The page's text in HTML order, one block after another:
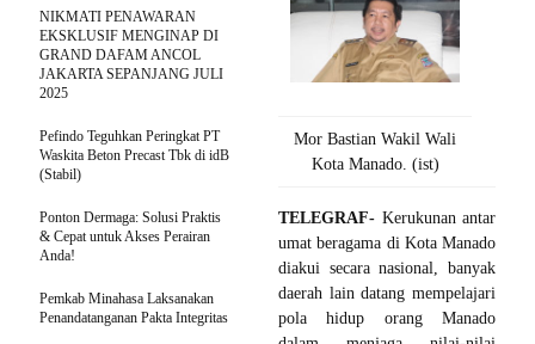
Mor Bastian Wakil Wali
Kota Manado. (ist)
TELEGRAF- Kerukunan antar
umat beragama di Kota Manado
diakui secara nasional, banyak
daerah lain datang mempelajari
pola hidup orang Manado
NIKMATI PENAWARAN
EKSKLUSIF MENGINAP DI
GRAND DAFAM ANCOL
JAKARTA SEPANJANG JULI
2025
Pefindo Teguhkan Peringkat PT
Waskita Beton Precast Tbk di idB
(Stabil)
Ponton Dermaga: Solusi Praktis
& Cepat untuk Akses Perairan
Anda!
Pemkab Minahasa Laksanakan
Penandatanganan Pakta Integritas